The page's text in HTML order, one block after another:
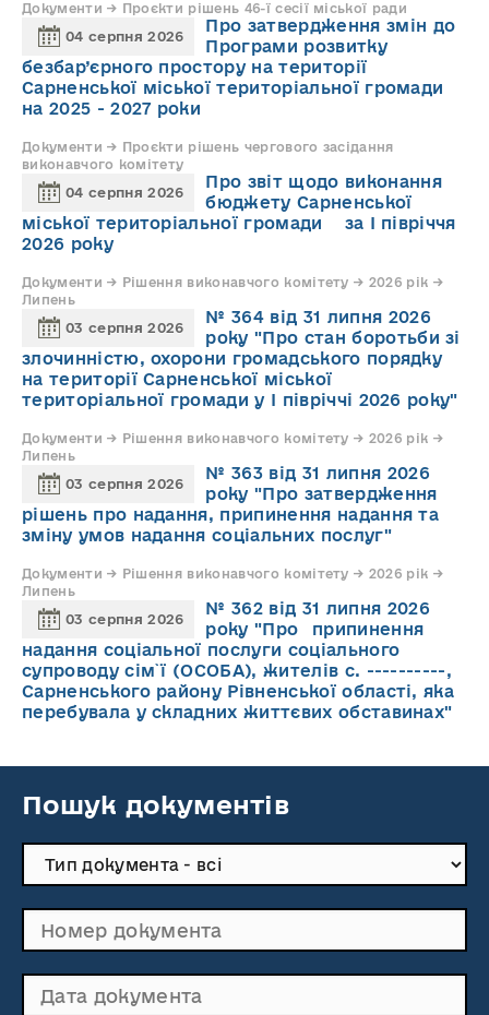
Документи → Проєкти рішень 46-ї сесії міської ради
04 серпня 2026
Про затвердження змін до
Програми розвитку
безбар’єрного простору на території
Сарненської міської територіальної громади
на 2025 - 2027 роки
Документи → Проєкти рішень чергового засідання
виконавчого комітету
04 серпня 2026
Про звіт щодо виконання
бюджету Сарненської
міської територіальної громади за І півріччя
2026 року
Документи → Рішення виконавчого комітету → 2026 рік →
Липень
03 серпня 2026
№ 364 від 31 липня 2026
року "Про стан боротьби зі
злочинністю, охорони громадського порядку
на території Сарненської міської
територіальної громади у І півріччі 2026 року"
Документи → Рішення виконавчого комітету → 2026 рік →
Липень
03 серпня 2026
№ 363 від 31 липня 2026
року "Про затвердження
рішень про надання, припинення надання та
зміну умов надання соціальних послуг"
Документи → Рішення виконавчого комітету → 2026 рік →
Липень
03 серпня 2026
№ 362 від 31 липня 2026
року "Про припинення
надання соціальної послуги соціального
супроводу cім`ї (ОСОБА), жителів с. ----------,
Сарненського району Рівненської області, яка
перебувала у складних життєвих обставинах"
Пошук документів